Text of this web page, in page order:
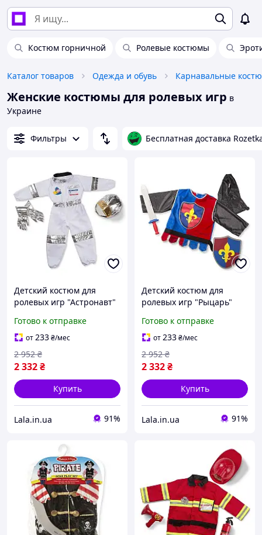
Костюм горничной Ролевые костюмы
Каталог товаров Одежда и обувь Карнавальные
Женские костюмы для ролевых игр в
Украине
Фильтры Бесплатная доставка
Детский костюм для
ролевых игр "Астронавт"
от 3-6 лет, Lala.in.ua
Готово к отправке
от233₴/мес
2 332₴
2 952 ₴
Купить
Lala.in.ua 91%
Детский костюм для
ролевых игр "Рыцарь"
от 3-6 лет, Lala.in.ua
Готово к отправке
от233₴/мес
2 332₴
2 952 ₴
Купить
Lala.in.ua 91%